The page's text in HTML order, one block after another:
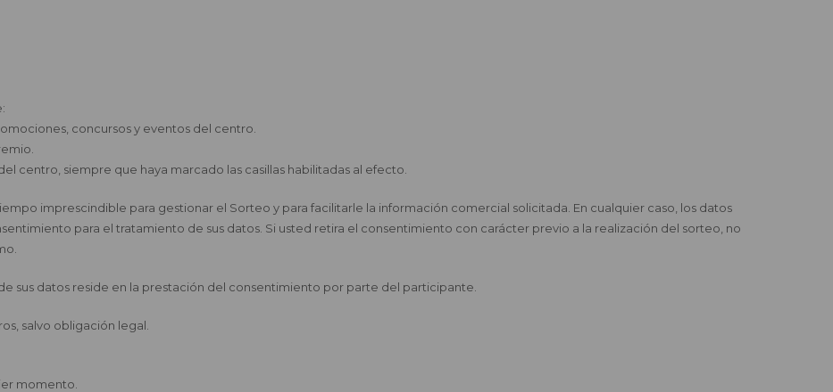
concursos y eventos del centro.
centro, siempre que haya marcado las casillas habilitadas al efecto.
imprescindible para gestionar el Sorteo y para facilitarle la información comercial solicitada. En cualquier caso, los datos
para el tratamiento de sus datos. Si usted retira el consentimiento con carácter previo a la realización del sorteo, no
sus datos reside en la prestación del consentimiento por parte del participante.
salvo obligación legal.
momento.